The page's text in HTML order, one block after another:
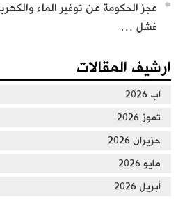
عجز الحكومة عن توفير الماء
فشل …
ارشيف المقالات
آب 2026
تموز 2026
حزيران 2026
مايو 2026
أبريل 2026